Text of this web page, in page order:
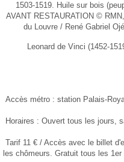
1503-1519. Huile sur bois
AVANT RESTAURATION ©
du Louvre / René Gabriel
Leonard de Vinci (1452-
Accès métro : station Palais-
Horaires : Ouvert tous les jours,
Tarif 11 € / Accès avec le billet
les chômeurs. Gratuit tous les